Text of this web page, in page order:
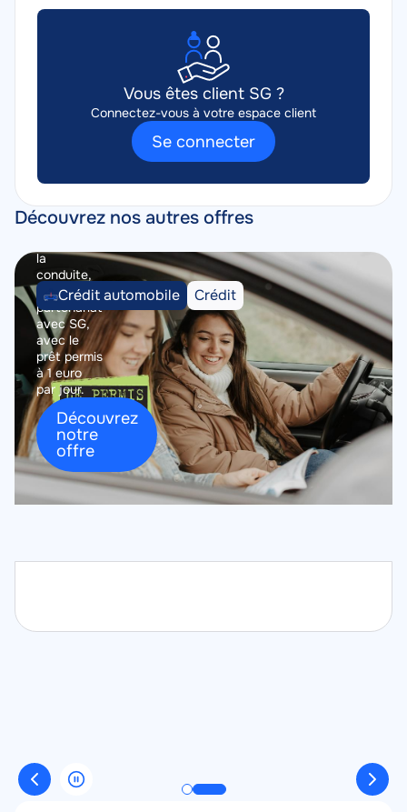
Vous êtes client SG ?
Connectez-vous à votre espace client
Se connecter
Découvrez nos autres offres
Image
Image
Nous vous
financer
votre
la
conduite,
en
partenariat
avec SG,
avec le
prêt permis
à 1 euro
par jour.
Découvrez
notre
offre
Catégorie
du
produit
Crédit automobile
Type
du
produit
Crédit